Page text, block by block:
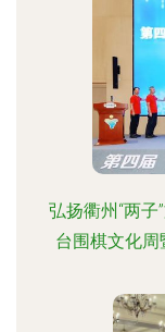
弘扬衢州“两
台围棋文化周